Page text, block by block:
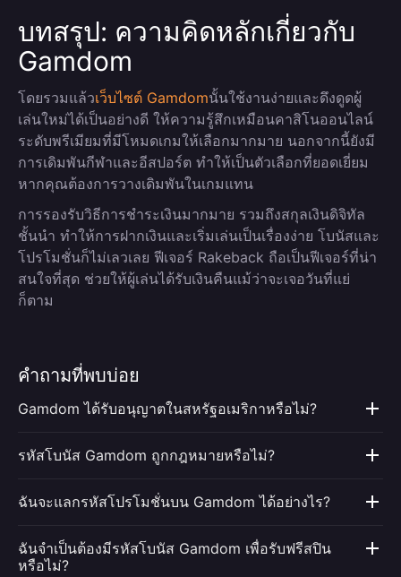
บทสรุป: ความคิดหลักเกี่ยวกับ
Gamdom
โดยรวมแล้วเว็บไซต์ Gamdomนั้นใช้งานง่ายและดึงดูดผู้
เล่นใหม่ได้เป็นอย่างดี ให้ความรู้สึกเหมือนคาสิโนออนไลน์
ระดับพรีเมียมที่มีโหมดเกมให้เลือกมากมาย นอกจากนี้ยังมี
การเดิมพันกีฬาและอีสปอร์ต ทำให้เป็นตัวเลือกที่ยอดเยี่ยม
หากคุณต้องการวางเดิมพันในเกมแทน
การรองรับวิธีการชำระเงินมากมาย รวมถึงสกุลเงินดิจิทัล
ชั้นนำ ทำให้การฝากเงินและเริ่มเล่นเป็นเรื่องง่าย โบนัสและ
โปรโมชั่นก็ไม่เลวเลย ฟีเจอร์ Rakeback ถือเป็นฟีเจอร์ที่น่า
สนใจที่สุด ช่วยให้ผู้เล่นได้รับเงินคืนแม้ว่าจะเจอวันที่แย่
ก็ตาม
คำถามที่พบบ่อย
Gamdom ได้รับอนุญาตในสหรัฐอเมริกาหรือไม่?
รหัสโบนัส Gamdom ถูกกฎหมายหรือไม่?
ฉันจะแลกรหัสโปรโมชั่นบน Gamdom ได้อย่างไร?
ฉันจำเป็นต้องมีรหัสโบนัส Gamdom เพื่อรับฟรีสปิน
หรือไม่?